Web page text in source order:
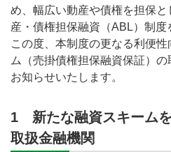
め、幅広い動産や債権を担保
産・債権担保融資（ABL）制度
この度、本制度の更なる利便
ム（売掛債権担保融資保証）の
お知らせいたします。
1 新たな融資スキーム
取扱金融機関